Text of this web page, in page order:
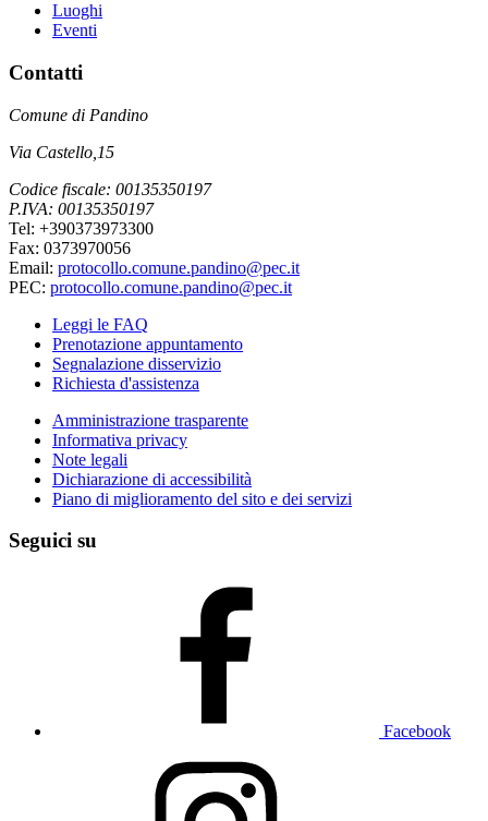
Luoghi
Eventi
Contatti
Comune di Pandino
Via Castello,15
Codice fiscale: 00135350197
P.IVA: 00135350197
Tel: +390373973300
Fax: 0373970056
Email: protocollo.comune.pandino@pec.it
PEC: protocollo.comune.pandino@pec.it
Leggi le FAQ
Prenotazione appuntamento
Segnalazione disservizio
Richiesta d'assistenza
Amministrazione trasparente
Informativa privacy
Note legali
Dichiarazione di accessibilità
Piano di miglioramento del sito e dei servizi
Seguici su
Facebook